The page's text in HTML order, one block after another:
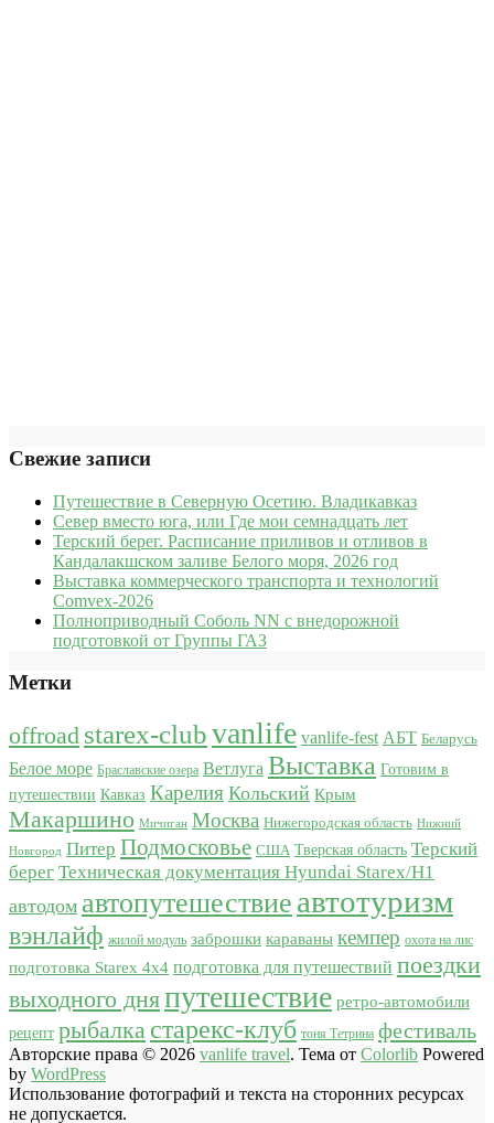
Свежие записи
Путешествие в Северную Осетию. Владикавказ
Север вместо юга, или Где мои семнадцать лет
Терский берег. Расписание приливов и отливов в
Кандалакшском заливе Белого моря, 2026 год
Выставка коммерческого транспорта и технологий
Comvex-2026
Полноприводный Соболь NN с внедорожной
подготовкой от Группы ГАЗ
Метки
offroad starex-clubvanlife vanlife-fest АБТ Беларусь
Белое море Браславские озера Ветлуга Выставка Готовим в
путешествии Кавказ Карелия Кольский Крым
Макаршино Мичиган Москва Нижегородская область Нижний
Новгород Питер Подмосковье США Тверская область Терский
берег Техническая документация Hyundai Starex/H1
автодом автопутешествие автотуризм
вэнлайф жилой модуль заброшки караваны кемпер охота на лис
подготовка Starex 4x4 подготовка для путешествий поездки
выходного дняпутешествие ретро-автомобили
рецепт рыбалка старекс-клуб тоня Тетрина фестиваль
Авторские права © 2026 vanlife travel. Тема от Colorlib Powered
by WordPress
Использование фотографий и текста на сторонних ресурсах
не допускается.